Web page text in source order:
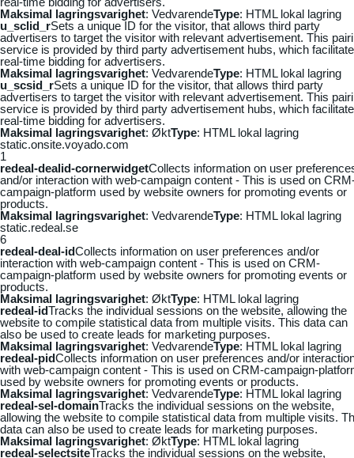
Maksimal lagringsvarighet: VedvarendeType: HTML lokal lagring
u_sclid_rSets a unique ID for the visitor, that allows third party
advertisers to target the visitor with relevant advertisement. This
service is provided by third party advertisement hubs, which
real-time bidding for advertisers.
Maksimal lagringsvarighet: VedvarendeType: HTML lokal lagring
u_scsid_rSets a unique ID for the visitor, that allows third party
advertisers to target the visitor with relevant advertisement. This
service is provided by third party advertisement hubs, which
real-time bidding for advertisers.
Maksimal lagringsvarighet: ØktType: HTML lokal lagring
static.onsite.voyado.com
1
redeal-dealid-cornerwidgetCollects information on user
and/or interaction with web-campaign content - This is used on
campaign-platform used by website owners for promoting events or
products.
Maksimal lagringsvarighet: VedvarendeType: HTML lokal lagring
static.redeal.se
6
redeal-deal-idCollects information on user preferences and/or
interaction with web-campaign content - This is used on CRM-
campaign-platform used by website owners for promoting events or
products.
Maksimal lagringsvarighet: ØktType: HTML lokal lagring
redeal-idTracks the individual sessions on the website, allowing the
website to compile statistical data from multiple visits. This data can
also be used to create leads for marketing purposes.
Maksimal lagringsvarighet: VedvarendeType: HTML lokal lagring
redeal-pidCollects information on user preferences and/or
with web-campaign content - This is used on CRM-campaign-
used by website owners for promoting events or products.
Maksimal lagringsvarighet: VedvarendeType: HTML lokal lagring
redeal-sel-domainTracks the individual sessions on the website,
allowing the website to compile statistical data from multiple visits.
data can also be used to create leads for marketing purposes.
Maksimal lagringsvarighet: ØktType: HTML lokal lagring
redeal-selectsiteTracks the individual sessions on the website,